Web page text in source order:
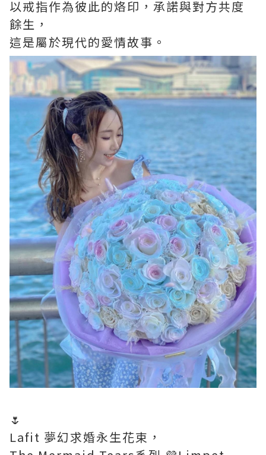
以戒指作為彼此的烙印，承諾與對方共度
餘生，
這是屬於現代的愛情故事。
🌷
Lafit 夢幻求婚永生花束，